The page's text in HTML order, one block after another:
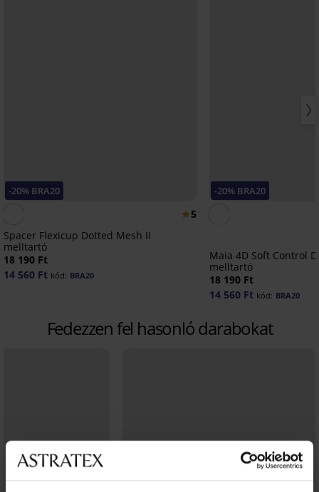
-20% BRA20
5
Spacer Flexicup Dotted Mesh II
melltartó
18 190 Ft
14 560 Ft kód: BRA20
-20% BRA20
Maia 4D Soft Control
melltartó
18 190 Ft
14 560 Ft kód: BRA20
Fedezzen fel hasonló darabokat